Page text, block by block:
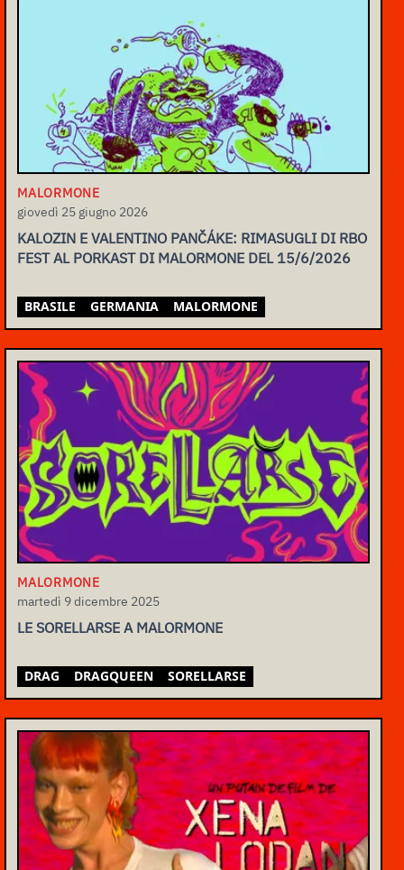
MALORMONE
giovedì 25 giugno 2026
KALOZIN E VALENTINO PANČÁKE: RIMASUGLI DI RBO
FEST AL PORKAST DI MALORMONE DEL 15/6/2026
BRASILE GERMANIA MALORMONE
MALORMONE
martedì 9 dicembre 2025
LE SORELLARSE A MALORMONE
DRAG DRAGQUEEN SORELLARSE